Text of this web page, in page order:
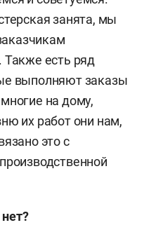
занята, мы
Также есть ряд
выполняют заказы
на дому,
их работ они нам,
это с